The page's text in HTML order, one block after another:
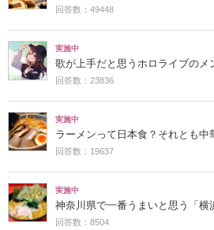
回答数：49448
実施中
歌が上手だと思うホロライブのメ
回答数：23836
実施中
ラーメンって日本食？それとも中
回答数：19637
実施中
神奈川県で一番うまいと思う「横
回答数：8504